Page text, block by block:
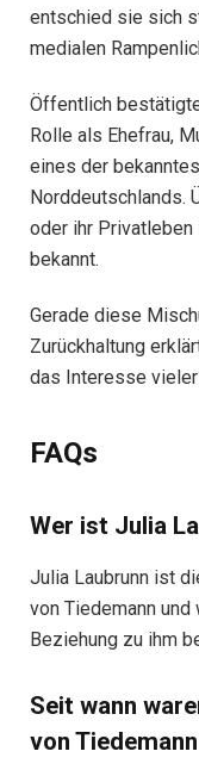
entschied sie sich
medialen
Öffentlich
Rolle als Ehefrau,
eines der
Norddeutschlands.
oder ihr
bekannt.
Gerade diese
Zurückhaltung
das Interesse
FAQs
Wer ist Julia
Julia Laubrunn ist
von Tiedemann und
Beziehung zu ihm
Seit wann
von